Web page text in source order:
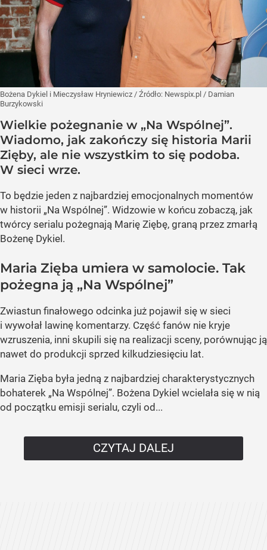
Bożena Dykiel i Mieczysław Hryniewicz / Źródło: Newspix.pl / Damian
Burzykowski
Wielkie pożegnanie w „Na Wspólnej”.
Wiadomo, jak zakończy się historia Marii
Zięby, ale nie wszystkim to się podoba.
W sieci wrze.
To będzie jeden z najbardziej emocjonalnych momentów
w historii „Na Wspólnej”. Widzowie w końcu zobaczą, jak
twórcy serialu pożegnają Marię Ziębę, graną przez zmarłą
Bożenę Dykiel.
Maria Zięba umiera w samolocie. Tak
pożegna ją „Na Wspólnej”
Zwiastun finałowego odcinka już pojawił się w sieci
i wywołał lawinę komentarzy. Część fanów nie kryje
wzruszenia, inni skupili się na realizacji sceny, porównując ją
nawet do produkcji sprzed kilkudziesięciu lat.
Maria Zięba była jedną z najbardziej charakterystycznych
bohaterek „Na Wspólnej”. Bożena Dykiel wcielała się w nią
od początku emisji serialu, czyli od...
CZYTAJ DALEJ